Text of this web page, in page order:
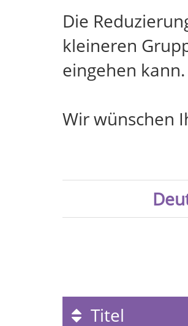
Die
kleineren
eingehen
Wir wünschen
Titel